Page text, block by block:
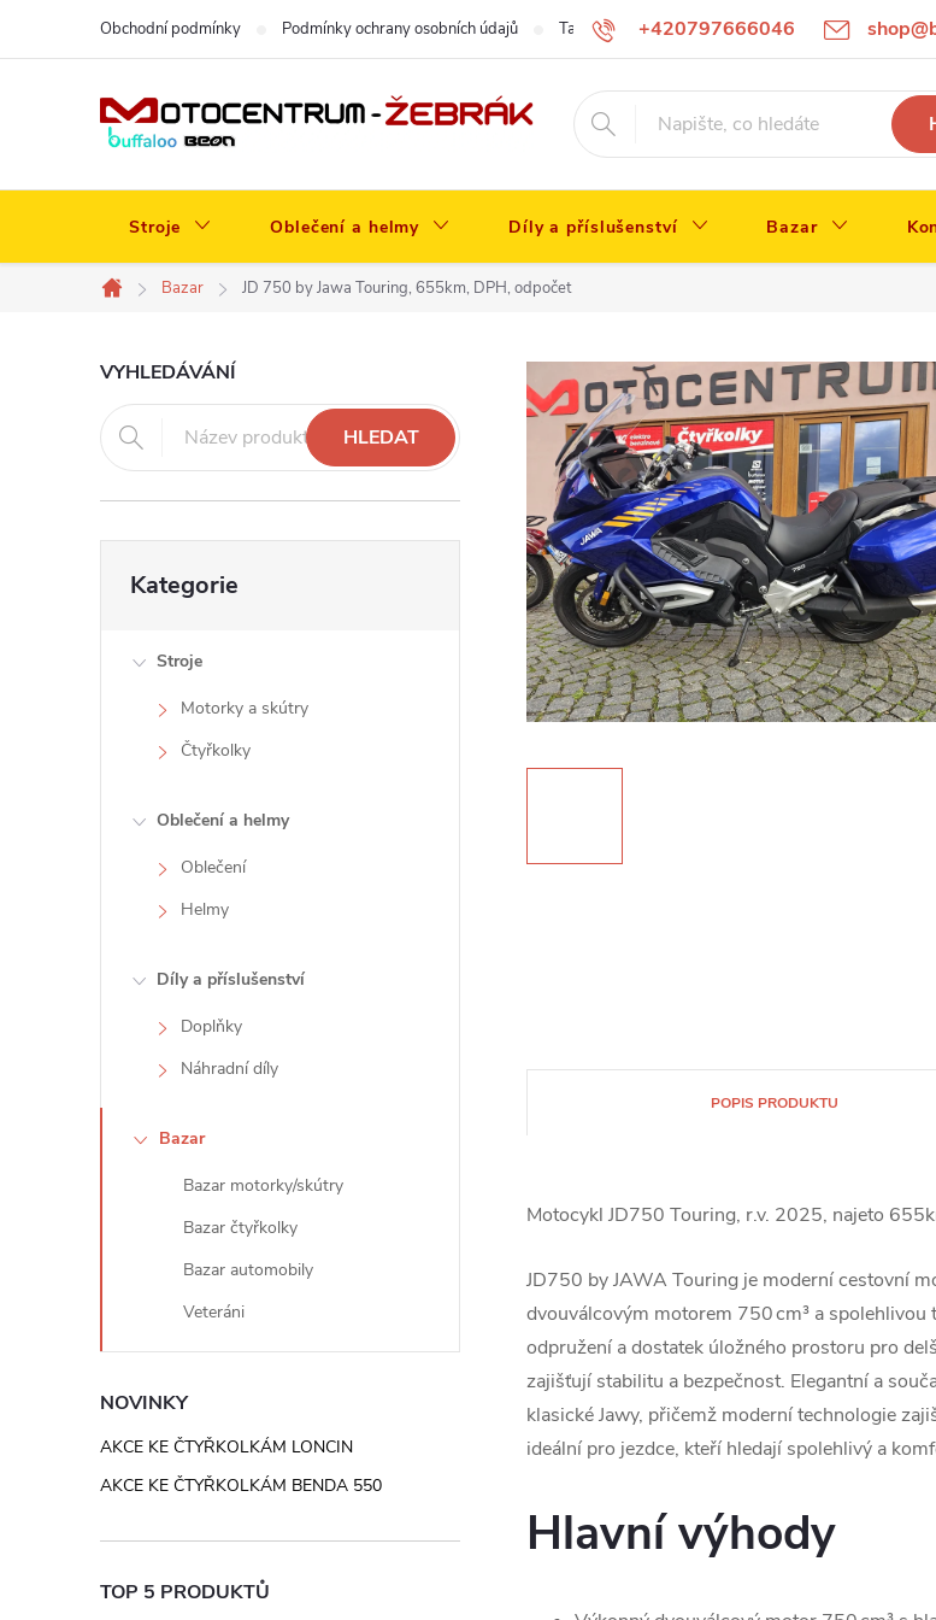
+420797666046
Obchodní podmínky Podmínky ochrany osobních údajů Tabulka velikostí
Stroje Oblečení a helmy Díly a příslušenství Bazar
Domů
Bazar JD 750 by Jawa Touring, 655km, DPH, odpočet
P
o
s
e
VYHLEDÁVÁNÍ
HLEDAT
kategorie
Kategorie
Stroje
Motorky a skútry
Čtyřkolky
Oblečení a helmy
Oblečení
Helmy
Díly a příslušenství
Doplňky
Náhradní díly
Bazar
Bazar motorky/skútry
Bazar čtyřkolky
Bazar automobily
Veteráni
NOVINKY
AKCE KE ČTYŘKOLKÁM LONCIN
AKCE KE ČTYŘKOLKÁM BENDA 550
TOP 5 PRODUKTŮ
POPIS PRODUKTU
Motocykl JD750 Touring, r.v. 2025, najeto
JD750 by JAWA Touring je moderní cestovní
dvouválcovým motorem 750 cm³ a
odpružení a dostatek úložného prostoru pro
zajišťují stabilitu a bezpečnost. Elegantní a
klasické Jawy, přičemž moderní technologie
ideální pro jezdce, kteří hledají spolehlivý a
Hlavní výhody